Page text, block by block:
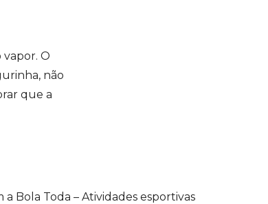
O
não
que a
a Bola Toda – Atividades esportivas